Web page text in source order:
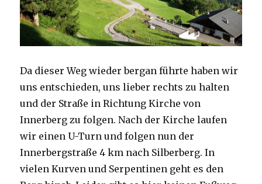
Da dieser Weg wieder bergan führte haben wir
uns entschieden, uns lieber rechts zu halten
und der Straße in Richtung Kirche von
Innerberg zu folgen. Nach der Kirche laufen
wir einen U-Turn und folgen nun der
Innerbergstraße 4 km nach Silberberg. In
vielen Kurven und Serpentinen geht es den